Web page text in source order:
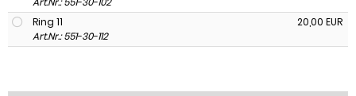
Ring 11
20,00 EUR
Art.Nr.: 551-30-112